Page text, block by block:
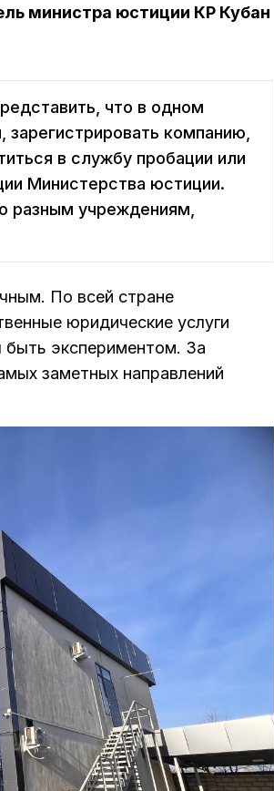
министра юстиции КР Кубан
что в одном
компанию,
в службу пробации или
Министерства юстиции.
разным учреждениям,
По всей стране
юридические услуги
экспериментом. За
заметных направлений